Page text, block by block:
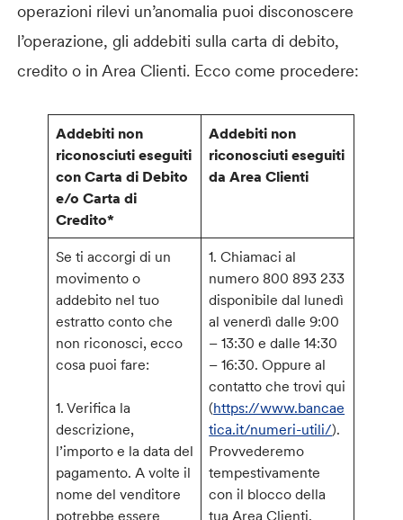
operazioni rilevi un’anomalia puoi disconoscere
l’operazione, gli addebiti sulla carta di debito,
credito o in Area Clienti. Ecco come procedere:
Addebiti non
riconosciuti eseguiti
con Carta di Debito
e/o Carta di
Credito*
Addebiti non
riconosciuti eseguiti
da Area Clienti
Se ti accorgi di un
movimento o
addebito nel tuo
estratto conto che
non riconosci, ecco
cosa puoi fare:
1. Verifica la
descrizione,
l’importo e la data del
pagamento. A volte il
nome del venditore
potrebbe essere
1. Chiamaci al
numero 800 893 233
disponibile dal lunedì
al venerdì dalle 9:00
– 13:30 e dalle 14:30
– 16:30. Oppure al
contatto che trovi qui
(https://www.bancae
tica.it/numeri-utili/).
Provvederemo
tempestivamente
con il blocco della
tua Area Clienti.